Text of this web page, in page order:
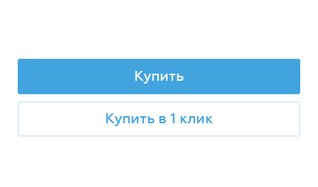
Купить
Купить в 1 клик